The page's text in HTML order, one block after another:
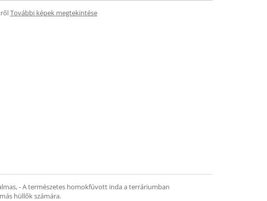
További képek megtekintése
- A természetes homokfúvott inda a terráriumban
hüllők számára.